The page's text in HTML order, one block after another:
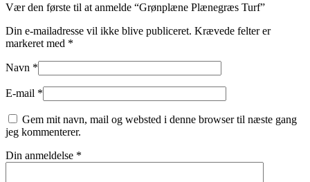
Vær den første til at anmelde “Grønplæne Plænegræs Turf”
Din e-mailadresse vil ikke blive publiceret. Krævede felter er
markeret med *
Navn *
E-mail *
Gem mit navn, mail og websted i denne browser til næste gang
jeg kommenterer.
Din anmeldelse *